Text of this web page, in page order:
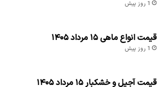
1 روز پیش
قیمت انواع ماهی ۱۵ مرداد ۱۴۰۵
1 روز پیش
قیمت آجیل و خشکبار ۱۵ مرداد ۱۴۰۵